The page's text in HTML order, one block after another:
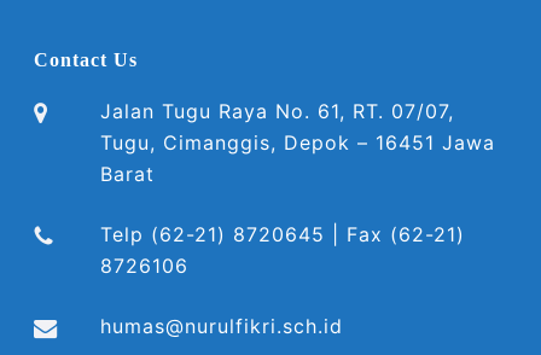
Contact Us
Jalan Tugu Raya No. 61, RT. 07/07,
Tugu, Cimanggis, Depok – 16451 Jawa
Barat
Telp (62-21) 8720645 | Fax (62-21)
8726106
humas@nurulfikri.sch.id